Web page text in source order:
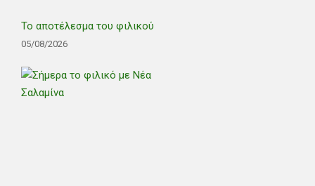
Το αποτέλεσμα του φιλικού
05/08/2026